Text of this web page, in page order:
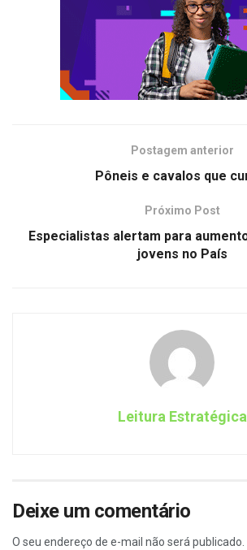
Postagem anterior
Pôneis e cavalos que
Próximo Post
Especialistas alertam para
jovens no País
Leitura Estratégica
Deixe um comentário
O seu endereço de e-mail não será publicado.